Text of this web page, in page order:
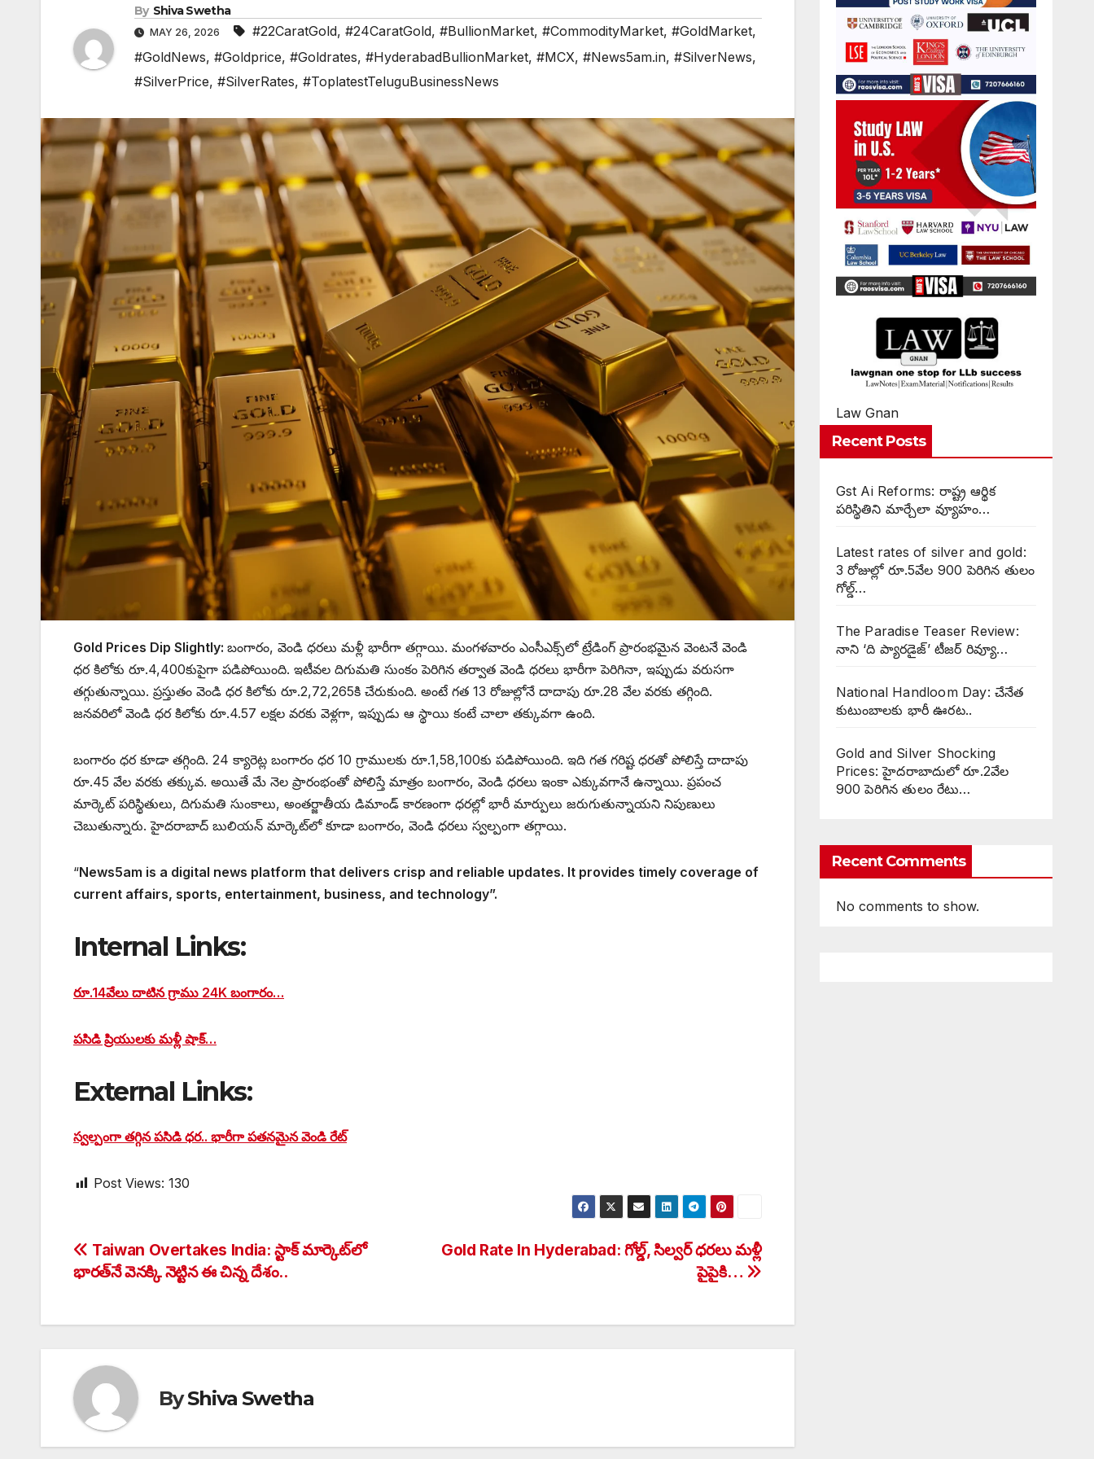
By Shiva Swetha
MAY 26, 2026 #22CaratGold, #24CaratGold, #BullionMarket, #CommodityMarket, #GoldMarket,
#GoldNews, #Goldprice, #Goldrates, #HyderabadBullionMarket, #MCX, #News5am.in, #SilverNews,
#SilverPrice, #SilverRates, #ToplatestTeluguBusinessNews
Gold Prices Dip Slightly: బంగారం, వెండి ధరలు మళ్లీ భారీగా తగ్గాయి. మంగళవారం ఎంసీఎక్స్‌లో ట్రేడింగ్ ప్రారంభమైన వెంటనే వెండి
ధర కిలోకు రూ.4,400కుపైగా పడిపోయింది. ఇటీవల దిగుమతి సుంకం పెరిగిన తర్వాత వెండి ధరలు భారీగా పెరిగినా, ఇప్పుడు వరుసగా
తగ్గుతున్నాయి. ప్రస్తుతం వెండి ధర కిలోకు రూ.2,72,265కి చేరుకుంది. అంటే గత 13 రోజుల్లోనే దాదాపు రూ.28 వేల వరకు తగ్గింది.
జనవరిలో వెండి ధర కిలోకు రూ.4.57 లక్షల వరకు వెళ్లగా, ఇప్పుడు ఆ స్థాయి కంటే చాలా తక్కువగా ఉంది.
బంగారం ధర కూడా తగ్గింది. 24 క్యారెట్ల బంగారం ధర 10 గ్రాములకు రూ.1,58,100కు పడిపోయింది. ఇది గత గరిష్ట ధరతో పోలిస్తే దాదాపు
రూ.45 వేల వరకు తక్కువ. అయితే మే నెల ప్రారంభంతో పోలిస్తే మాత్రం బంగారం, వెండి ధరలు ఇంకా ఎక్కువగానే ఉన్నాయి. ప్రపంచ
మార్కెట్ పరిస్థితులు, దిగుమతి సుంకాలు, అంతర్జాతీయ డిమాండ్ కారణంగా ధరల్లో భారీ మార్పులు జరుగుతున్నాయని నిపుణులు
చెబుతున్నారు. హైదరాబాద్ బులియన్ మార్కెట్‌లో కూడా బంగారం, వెండి ధరలు స్వల్పంగా తగ్గాయి.
“News5am is a digital news platform that delivers crisp and reliable updates. It provides timely coverage of
current affairs, sports, entertainment, business, and technology”.
Internal Links:
రూ.14వేలు దాటిన గ్రాము 24K బంగారం…
పసిడి ప్రియులకు మళ్లీ షాక్…
External Links:
స్వల్పంగా తగ్గిన పసిడి ధర.. భారీగా పతనమైన వెండి రేట్
Post Views: 130
Post
navigation
Gold Rate In Hyderabad: గోల్డ్, సిల్వర్ ధరలు మళ్లీ
పైపైకి…
Taiwan Overtakes India: స్టాక్ మార్కెట్‌లో
భారత్‌నే వెనక్కి నెట్టిన ఈ చిన్న దేశం..
ByShiva Swetha
Law Gnan
Recent Posts
Gst Ai Reforms: రాష్ట్ర ఆర్థిక
పరిస్థితిని మార్చేలా వ్యూహం…
Latest rates of silver and gold:
3 రోజుల్లో రూ.5వేల 900 పెరిగిన తులం
గోల్డ్…
The Paradise Teaser Review:
నాని ‘ది ప్యారడైజ్’ టీజర్ రివ్యూ…
National Handloom Day: చేనేత
కుటుంబాలకు భారీ ఊరట..
Gold and Silver Shocking
Prices: హైదరాబాదులో రూ.2వేల
900 పెరిగిన తులం రేటు…
Recent Comments
No comments to show.